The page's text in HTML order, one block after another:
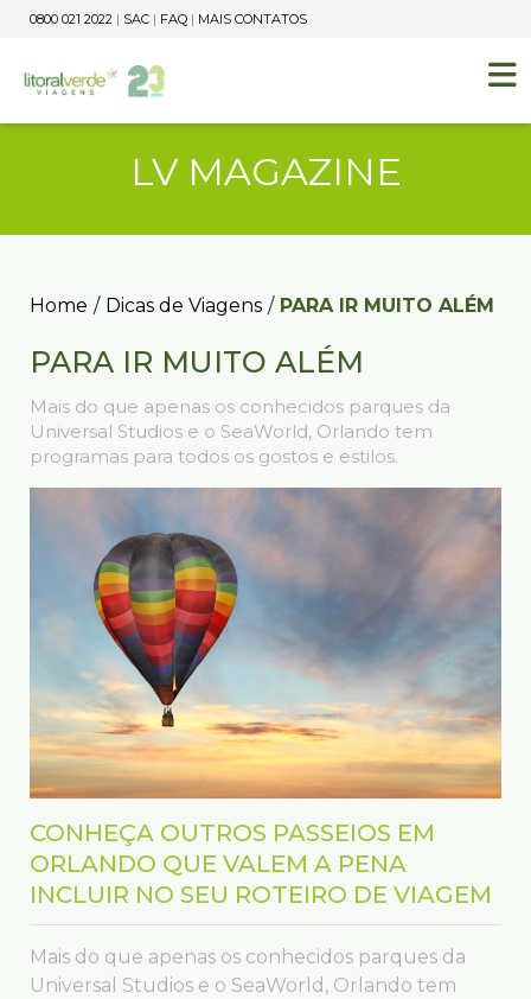
0800 021 2022 | SAC | FAQ | MAIS CONTATOS
LV MAGAZINE
Home / Dicas de Viagens / PARA IR MUITO ALÉM
PARA IR MUITO ALÉM
Mais do que apenas os conhecidos parques da
Universal Studios e o SeaWorld, Orlando tem
programas para todos os gostos e estilos.
CONHEÇA OUTROS PASSEIOS EM
ORLANDO QUE VALEM A PENA
INCLUIR NO SEU ROTEIRO DE VIAGEM
Mais do que apenas os conhecidos parques da
Universal Studios e o SeaWorld, Orlando tem